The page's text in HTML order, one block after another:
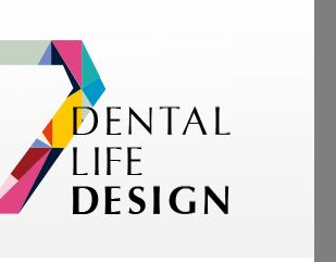
More Smile
お悩み相談室
スマイル＋アーカイブ
動画 歯科衛生士